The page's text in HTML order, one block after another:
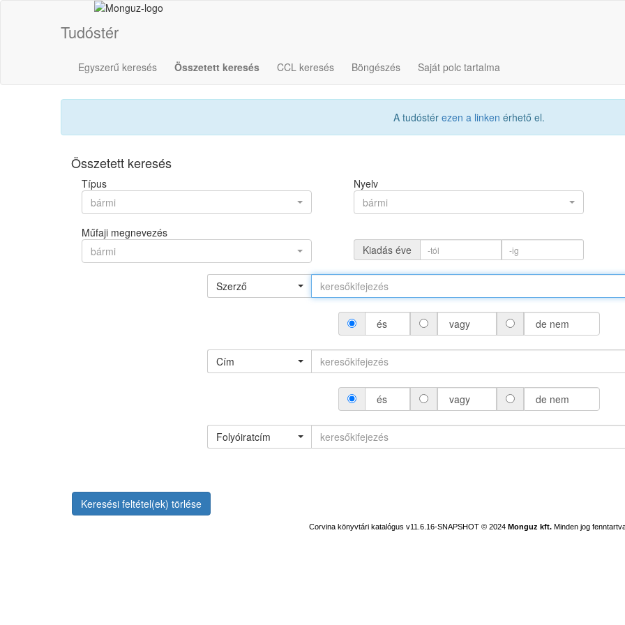
Tudóstér
Egyszerű keresés Összetett keresés CCL keresés Böngészés Saját polc tartalma
A tudóstér ezen a linken érhető el.
Összetett keresés
Típus
bármi
Nyelv
bármi
Műfaji megnevezés
bármi
Kiadás éve
Szerző
és vagy de nem
Cím
és vagy de nem
Folyóiratcím
Keresési feltétel(ek) törlése
Corvina könyvtári katalógus v11.6.16-SNAPSHOT © 2024 Monguz kft. Minden jog